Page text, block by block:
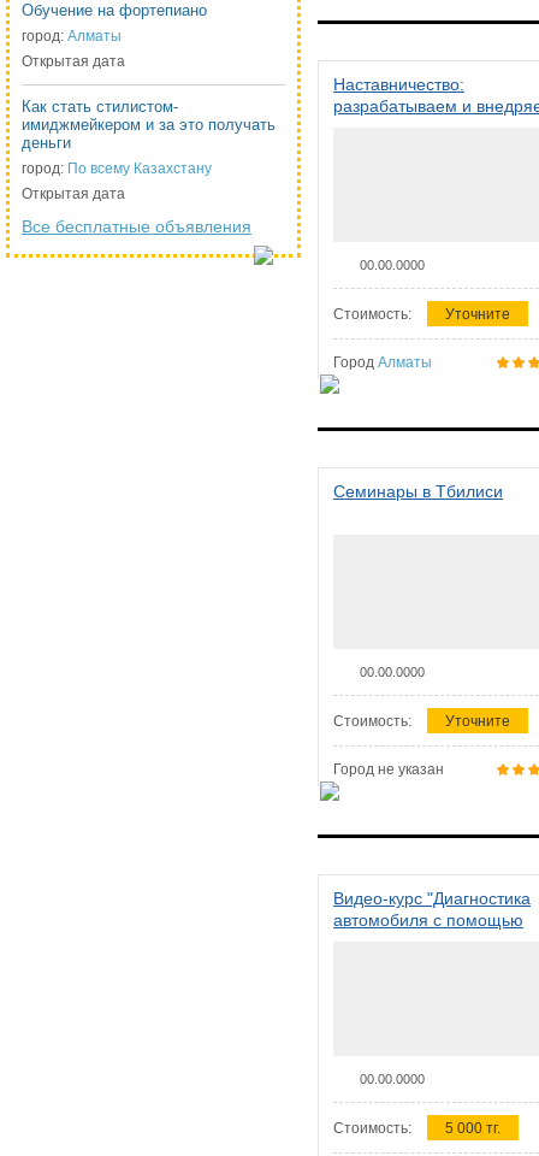
Обучение на фортепиано
город: Алматы
Открытая дата
Как стать стилистом-
имиджмейкером и за это получать
деньги
город: По всему Казахстану
Открытая дата
Все бесплатные объявления
Наставничество:
разрабатываем и
00.00.0000
Стоимость: Уточните
Город Алматы
Семинары в Тбилиси
00.00.0000
Стоимость: Уточните
Город не указан
Видео-курс "Диагностика
автомобиля с помощью
00.00.0000
Стоимость: 5 000 тг.